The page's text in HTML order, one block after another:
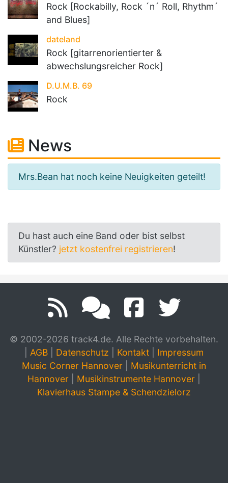
Rock [Rockabilly, Rock ´n´ Roll, Rhythm´
and Blues]
dateland
Rock [gitarrenorientierter &
abwechslungsreicher Rock]
D.U.M.B. 69
Rock
News
Mrs.Bean hat noch keine Neuigkeiten geteilt!
Du hast auch eine Band oder bist selbst
Künstler? jetzt kostenfrei registrieren!
© 2002-2026 track4.de. Alle Rechte vorbehalten.
AGB Datenschutz Kontakt
Impressum
Music Corner Hannover
Musikunterricht in
Hannover
Musikinstrumente Hannover
Klavierhaus Stampe & Schendzielorz